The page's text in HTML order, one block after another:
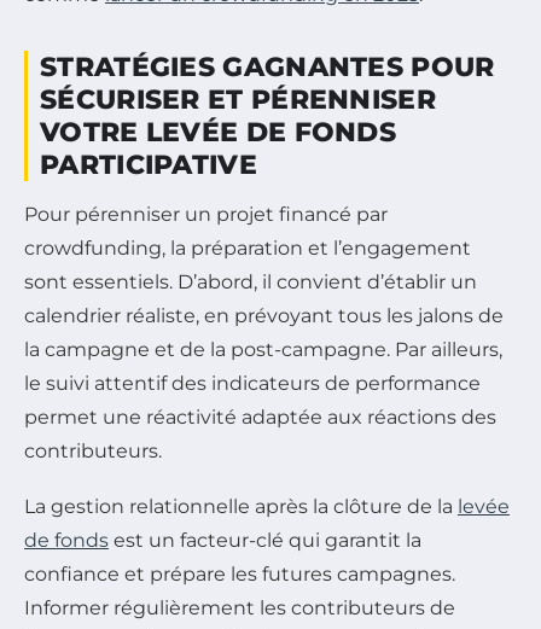
STRATÉGIES GAGNANTES POUR
SÉCURISER ET PÉRENNISER
VOTRE LEVÉE DE FONDS
PARTICIPATIVE
Pour pérenniser un projet financé par
crowdfunding, la préparation et l’engagement
sont essentiels. D’abord, il convient d’établir un
calendrier réaliste, en prévoyant tous les jalons de
la campagne et de la post-campagne. Par ailleurs,
le suivi attentif des indicateurs de performance
permet une réactivité adaptée aux réactions des
contributeurs.
La gestion relationnelle après la clôture de la levée
de fonds est un facteur-clé qui garantit la
confiance et prépare les futures campagnes.
Informer régulièrement les contributeurs de